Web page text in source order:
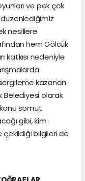
ve pek çok
düzenlediğimiz
nesillere
hem Gölcük
katkısı nedeniyle
kazanan
Belediyesi olarak
somut
gibi, kim
bilgileri de